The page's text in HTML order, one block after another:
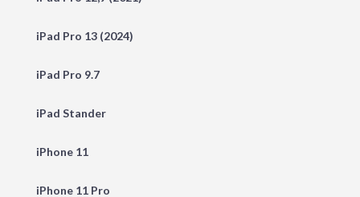
iPad Pro 13 (2024)
iPad Pro 9.7
iPad Stander
iPhone 11
iPhone 11 Pro